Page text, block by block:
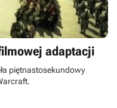
adaptacji
piętnastosekundowy